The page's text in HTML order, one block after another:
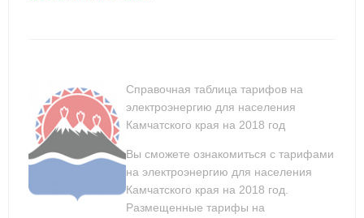
Справочная таблица тарифов на
электроэнергию для населения
Камчатского края на 2018 год
Вы сможете ознакомиться с тарифами
на электроэнергию для населения
Камчатского края на 2018 год.
Размещенные тарифы на